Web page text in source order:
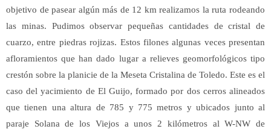
objetivo de pasear algún más de 12 km realizamos la ruta rodeando
las minas. Pudimos observar pequeñas cantidades de cristal de
cuarzo, entre piedras rojizas. Estos filones algunas veces presentan
afloramientos que han dado lugar a relieves geomorfológicos tipo
crestón sobre la planicie de la Meseta Cristalina de Toledo. Este es el
caso del yacimiento de El Guijo, formado por dos cerros alineados
que tienen una altura de 785 y 775 metros y ubicados junto al
paraje Solana de los Viejos a unos 2 kilómetros al W-NW de